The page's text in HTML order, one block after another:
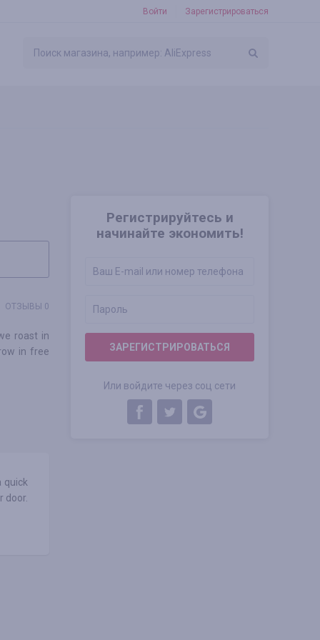
Войти Зарегистрироваться
Регистрируйтесь и
начинайте экономить!
ЗАРЕГИСТРИРОВАТЬСЯ
Или войдите через соц сети
ОТЗЫВЫ 0
roast in
in free
quick
door.